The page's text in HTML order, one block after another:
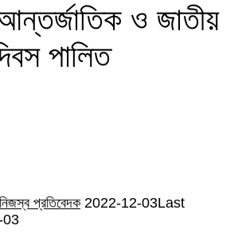
ও জাতীয়
পালিত
নিজস্ব প্রতিবেদক 2022-12-03Last
03